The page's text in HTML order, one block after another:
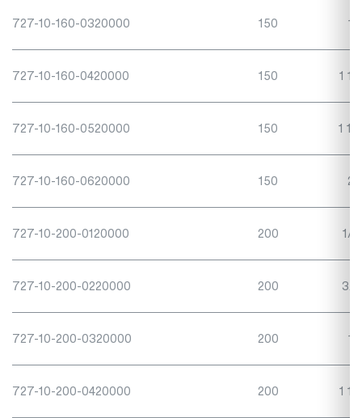
727-10-160-0320000 150 1"
727-10-160-0420000 150 1 1/
727-10-160-0520000 150 1 1/
727-10-160-0620000 150 2"
727-10-200-0120000 200 1/
727-10-200-0220000 200 3/
727-10-200-0320000 200 1"
727-10-200-0420000 200 1 1/